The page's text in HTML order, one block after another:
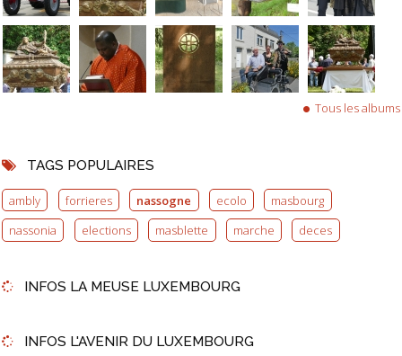
Tous les albums
TAGS POPULAIRES
ambly forrieres nassogne ecolo
masbourg
nassonia
elections masblette marche deces
INFOS LA MEUSE LUXEMBOURG
INFOS L'AVENIR DU LUXEMBOURG